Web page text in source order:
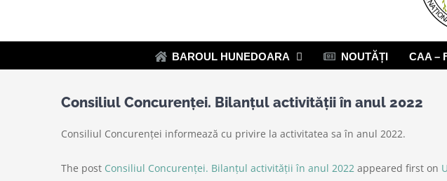
BAROUL HUNEDOARA NOUTĂȚI CAA –
Consiliul Concurenței. Bilanțul activității în anul 2022
Consiliul Concurenței informează cu privire la activitatea sa în anul 2022.
The post Consiliul Concurenței. Bilanțul activității în anul 2022 appeared first on